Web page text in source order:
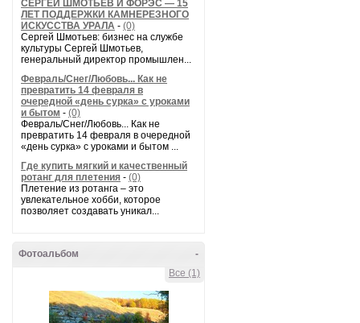
СЕРГЕЙ ШМОТЬЕВ И ФОРЭС — 15
ЛЕТ ПОДДЕРЖКИ КАМНЕРЕЗНОГО
ИСКУССТВА УРАЛА - (0)
Сергей Шмотьев: бизнес на службе
культуры Сергей Шмотьев,
генеральный директор промышлен...
Февраль/Снег/Любовь... Как не
превратить 14 февраля в
очередной «день сурка» с уроками
и бытом - (0)
Февраль/Снег/Любовь... Как не
превратить 14 февраля в очередной
«день сурка» с уроками и бытом ...
Где купить мягкий и качественный
ротанг для плетения - (0)
Плетение из ротанга – это
увлекательное хобби, которое
позволяет создавать уникал...
-
Фотоальбом
Все (1)